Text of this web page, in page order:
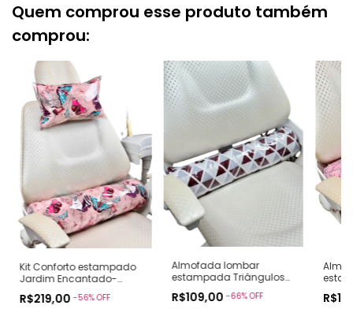
Quem comprou esse produto também
comprou:
Kit Conforto estampado
Jardim Encantado-
R$219,00-56%OFF
Almofada lombar
estampada Triângulos
(pronto envio)
R$109,00-66%OFF